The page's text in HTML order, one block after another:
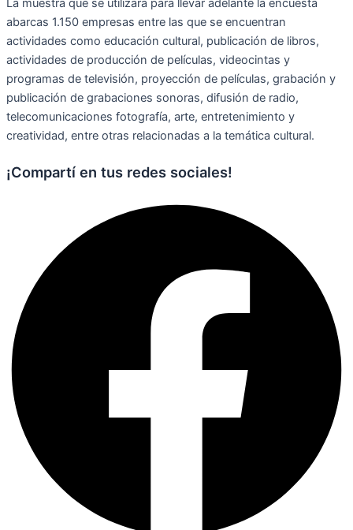
La muestra que se utilizará para llevar adelante la encuesta
abarcas 1.150 empresas entre las que se encuentran
actividades como educación cultural, publicación de libros,
actividades de producción de películas, videocintas y
programas de televisión, proyección de películas, grabación y
publicación de grabaciones sonoras, difusión de radio,
telecomunicaciones fotografía, arte, entretenimiento y
creatividad, entre otras relacionadas a la temática cultural.
¡Compartí en tus redes sociales!